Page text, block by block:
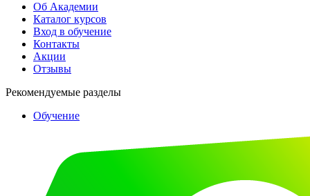
Об Академии
Каталог курсов
Вход в обучение
Контакты
Акции
Отзывы
Рекомендуемые разделы
Обучение